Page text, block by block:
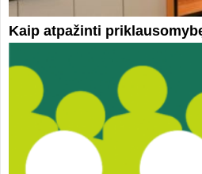
Kaip atpažinti